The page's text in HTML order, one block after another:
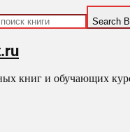
Search
книг и обучающих